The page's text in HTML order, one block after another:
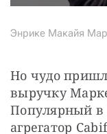
Энрике Макайя
Но чудо
выручку
Популярный в
агрегатор